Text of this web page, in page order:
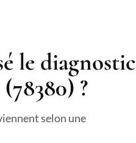
le diagnostic
?
selon une